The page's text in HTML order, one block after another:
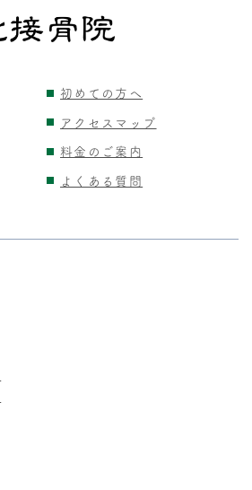
初めての方へ
アクセスマップ
料金のご案内
よくある質問